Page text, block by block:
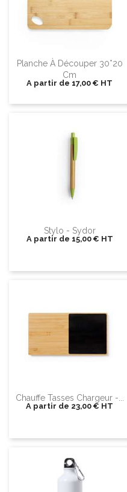
Planche À Découper 30*20
Cm
A partir de 17,00 € HT
Stylo - Sydor
A partir de 15,00 € HT
Chauffe Tasses Chargeur -...
A partir de 23,00 € HT